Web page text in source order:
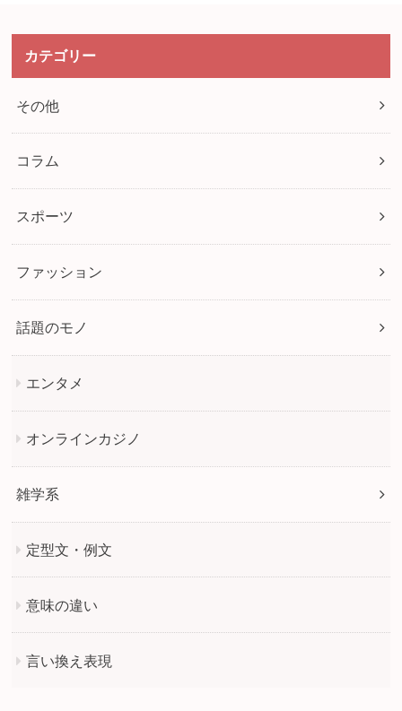
カテゴリー
その他
コラム
スポーツ
ファッション
話題のモノ
エンタメ
オンラインカジノ
雑学系
定型文・例文
意味の違い
言い換え表現